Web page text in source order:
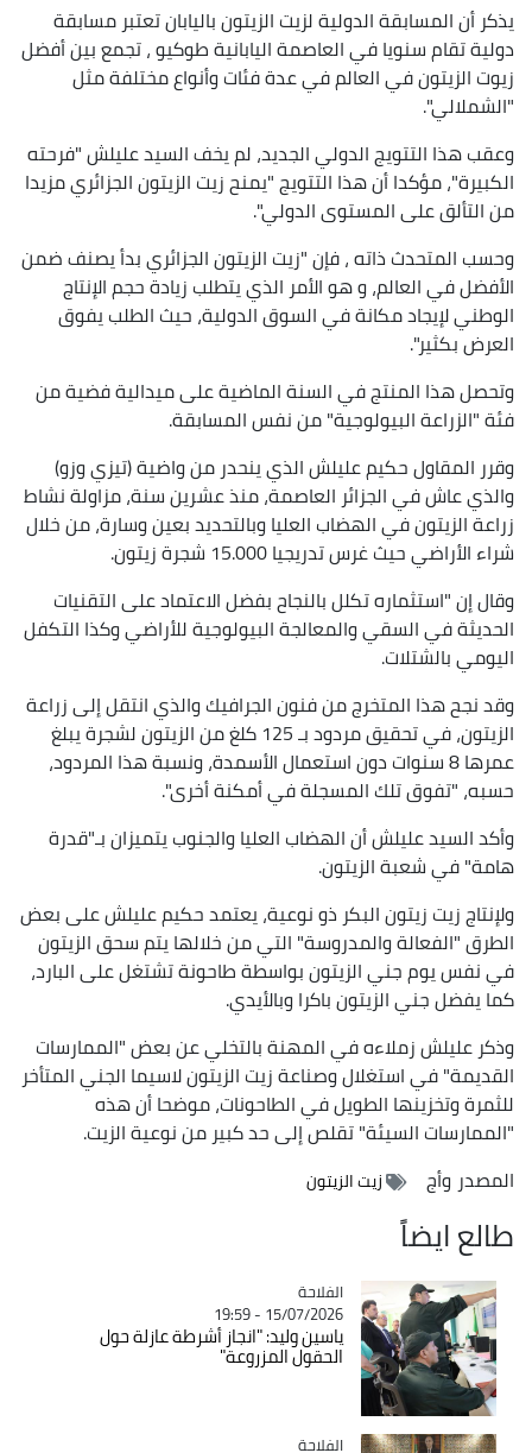
يذكر أن المسابقة الدولية لزيت الزيتون باليابان تعتبر مسابقة
دولية تقام سنويا في العاصمة اليابانية طوكيو ، تجمع بين أفضل
زيوت الزيتون في العالم في عدة فئات وأنواع مختلفة مثل
"الشملالي".
وعقب هذا التتويج الدولي الجديد، لم يخف السيد عليلش "فرحته
الكبيرة"، مؤكدا أن هذا التتويج "يمنح زيت الزيتون الجزائري مزيدا
من التألق على المستوى الدولي".
وحسب المتحدث ذاته ، فإن "زيت الزيتون الجزائري بدأ يصنف ضمن
الأفضل في العالم، و هو الأمر الذي يتطلب زيادة حجم الإنتاج
الوطني لإيجاد مكانة في السوق الدولية، حيث الطلب يفوق
العرض بكثير".
وتحصل هذا المنتج في السنة الماضية على ميدالية فضية من
فئة "الزراعة البيولوجية" من نفس المسابقة.
وقرر المقاول حكيم عليلش الذي ينحدر من واضية (تيزي وزو)
والذي عاش في الجزائر العاصمة، منذ عشرين سنة، مزاولة نشاط
زراعة الزيتون في الهضاب العليا وبالتحديد بعين وسارة، من خلال
شراء الأراضي حيث غرس تدريجيا 15.000 شجرة زيتون.
وقال إن "استثماره تكلل بالنجاح بفضل الاعتماد على التقنيات
الحديثة في السقي والمعالجة البيولوجية للأراضي وكذا التكفل
اليومي بالشتلات.
وقد نجح هذا المتخرج من فنون الجرافيك والذي انتقل إلى زراعة
الزيتون، في تحقيق مردود بـ 125 كلغ من الزيتون لشجرة يبلغ
عمرها 8 سنوات دون استعمال الأسمدة، ونسبة هذا المردود،
حسبه، "تفوق تلك المسجلة في أمكنة أخرى".
وأكد السيد عليلش أن الهضاب العليا والجنوب يتميزان بـ"قدرة
هامة" في شعبة الزيتون.
ولإنتاج زيت زيتون البكر ذو نوعية، يعتمد حكيم عليلش على بعض
الطرق "الفعالة والمدروسة" التي من خلالها يتم سحق الزيتون
في نفس يوم جني الزيتون بواسطة طاحونة تشتغل على البارد،
كما يفضل جني الزيتون باكرا وبالأيدي.
وذكر عليلش زملاءه في المهنة بالتخلي عن بعض "الممارسات
القديمة" في استغلال وصناعة زيت الزيتون لاسيما الجني المتأخر
للثمرة وتخزينها الطويل في الطاحونات، موضحا أن هذه
"الممارسات السيئة" تقلص إلى حد كبير من نوعية الزيت.
المصدروأج زيت الزيتون
طالع ايضاً
Catégorie
الفلاحة
15/07/2026 - 19:59
ياسين وليد: "انجاز أشرطة عازلة حول
الحقول المزروعة"
Catégorie
الفلاحة